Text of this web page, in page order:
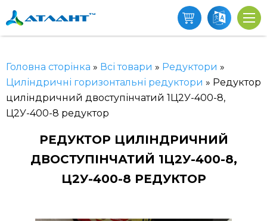
Головна сторінка » Всі товари » Редуктори »
Циліндричні горизонтальні редуктори » Редуктор
циліндричний двоступінчатий 1Ц2У-400-8,
Ц2У-400-8 редуктор
РЕДУКТОР ЦИЛІНДРИЧНИЙ
ДВОСТУПІНЧАТИЙ 1Ц2У-400-8,
Ц2У-400-8 РЕДУКТОР